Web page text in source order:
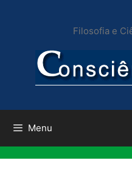
conteúdo
Filosofia e
Menu